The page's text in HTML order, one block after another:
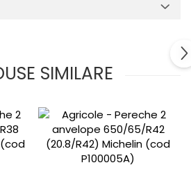
SIMILARE